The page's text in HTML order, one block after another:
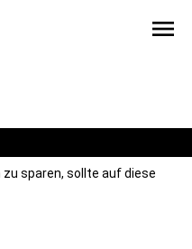
menu
sparen, sollte auf diese